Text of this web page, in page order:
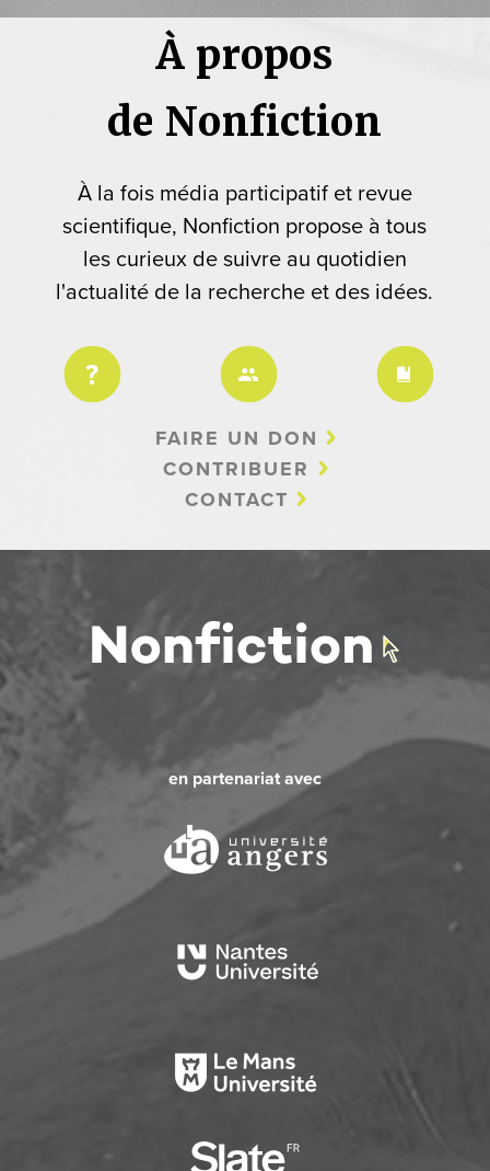
À propos
de Nonfiction
À la fois média participatif et revue
scientifique, Nonfiction propose à tous
les curieux de suivre au quotidien
l'actualité de la recherche et des idées.
FAIRE UN DON
CONTRIBUER
CONTACT
en partenariat avec